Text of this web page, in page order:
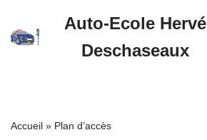
Aller
Auto-Ecole Hervé
Deschaseaux
Accueil » Plan d’accès